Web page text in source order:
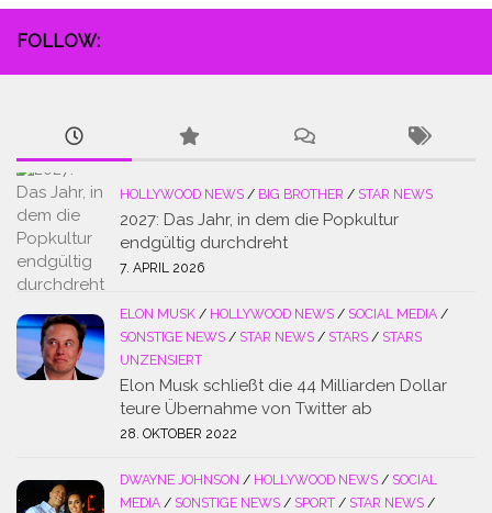
FOLLOW:
HOLLYWOOD NEWS / BIG BROTHER / STAR NEWS
2027: Das Jahr, in dem die Popkultur
endgültig durchdreht
7. APRIL 2026
ELON MUSK / HOLLYWOOD NEWS / SOCIAL MEDIA /
SONSTIGE NEWS / STAR NEWS / STARS / STARS
UNZENSIERT
Elon Musk schließt die 44 Milliarden Dollar
teure Übernahme von Twitter ab
28. OKTOBER 2022
DWAYNE JOHNSON / HOLLYWOOD NEWS / SOCIAL
MEDIA / SONSTIGE NEWS / SPORT / STAR NEWS /